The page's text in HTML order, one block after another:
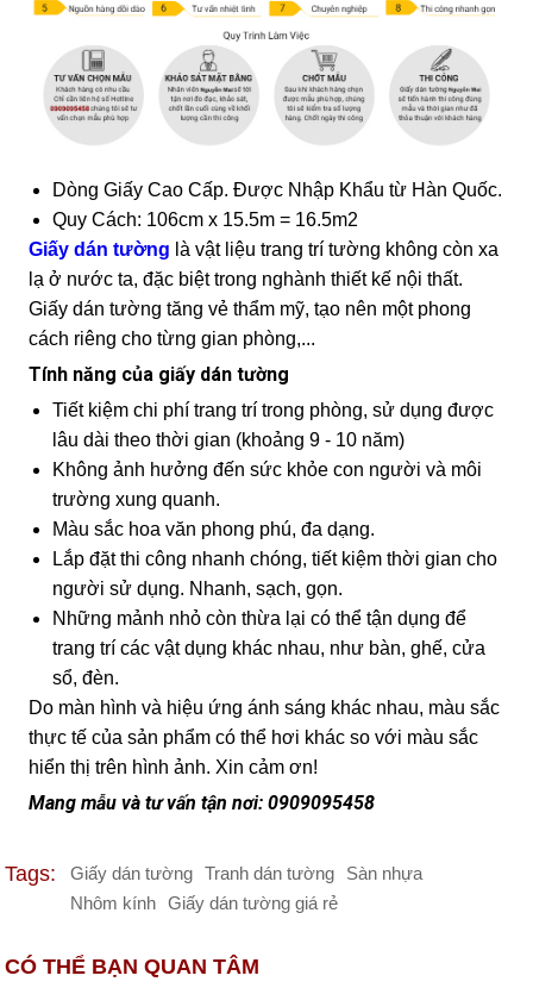
Dòng Giấy Cao Cấp. Được Nhập Khẩu từ Hàn Quốc.
Quy Cách: 106cm x 15.5m = 16.5m2
Giấy dán tường là vật liệu trang trí tường không còn xa
lạ ở nước ta, đặc biệt trong nghành thiết kế nội thất.
Giấy dán tường tăng vẻ thẩm mỹ, tạo nên một phong
cách riêng cho từng gian phòng,...
Tính năng của giấy dán tường
Tiết kiệm chi phí trang trí trong phòng, sử dụng được
lâu dài theo thời gian (khoảng 9 - 10 năm)
Không ảnh hưởng đến sức khỏe con người và môi
trường xung quanh.
Màu sắc hoa văn phong phú, đa dạng.
Lắp đặt thi công nhanh chóng, tiết kiệm thời gian cho
người sử dụng. Nhanh, sạch, gọn.
Những mảnh nhỏ còn thừa lại có thể tận dụng để
trang trí các vật dụng khác nhau, như bàn, ghế, cửa
sổ, đèn.
Do màn hình và hiệu ứng ánh sáng khác nhau, màu sắc
thực tế của sản phẩm có thể hơi khác so với màu sắc
hiển thị trên hình ảnh. Xin cảm ơn!
Mang mẫu và tư vấn tận nơi: 0909095458
Tags: Giấy dán tường Tranh dán tường
Sàn nhựa
Nhôm kính
Giấy dán tường giá rẻ
CÓ THỂ BẠN QUAN TÂM